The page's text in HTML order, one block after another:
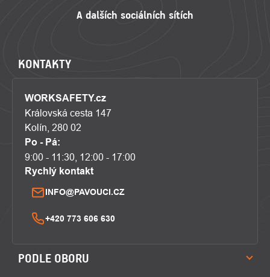
KONTAKTY
WORKSAFETY.cz
Královská cesta 147
Kolín, 280 02
Po - Pá:
9:00 - 11:30, 12:00 - 17:00
Rychlý kontakt
INFO@PAVOUCI.CZ
+420 773 606 630
PODLE OBORU